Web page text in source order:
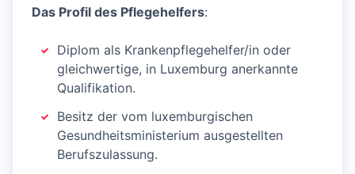
Das Profil des Pflegehelfers:
Diplom als Krankenpflegehelfer/in oder
gleichwertige, in Luxemburg anerkannte
Qualifikation.
Besitz der vom luxemburgischen
Gesundheitsministerium ausgestellten
Berufszulassung.